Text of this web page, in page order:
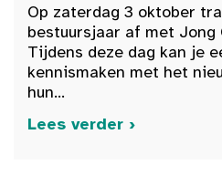
Op zaterdag 3 oktober
bestuursjaar af met Jong
Tijdens deze dag kan je
kennismaken met het
hun...
Lees verder ›